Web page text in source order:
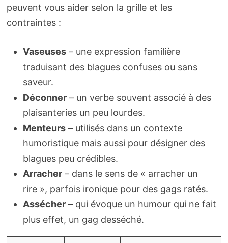
peuvent vous aider selon la grille et les
contraintes :
Vaseuses– une expression familière
traduisant des blagues confuses ou sans
saveur.
Déconner– un verbe souvent associé à des
plaisanteries un peu lourdes.
Menteurs– utilisés dans un contexte
humoristique mais aussi pour désigner des
blagues peu crédibles.
Arracher– dans le sens de « arracher un
rire », parfois ironique pour des gags ratés.
Assécher– qui évoque un humour qui ne fait
plus effet, un gag desséché.